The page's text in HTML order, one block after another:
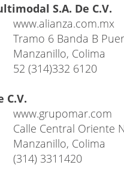
S.A. De C.V.
www.alianza.com.mx
Tramo 6 Banda B
Manzanillo, Colima
52 (314)332 6120
C.V.
www.grupomar.com
Calle Central Oriente
Manzanillo, Colima
(314) 3311420